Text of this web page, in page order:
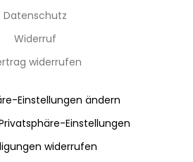
Datenschutz
Widerruf
widerrufen
Einstellungen ändern
Einstellungen
widerrufen